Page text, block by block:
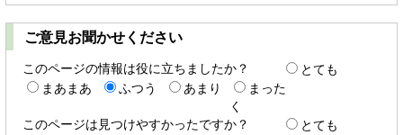
ご意見お聞かせください
このページの情報は役に立ちましたか？
とても
まあまあ
ふつう あまり
まった
く
このページは見つけやすかったですか？
とても